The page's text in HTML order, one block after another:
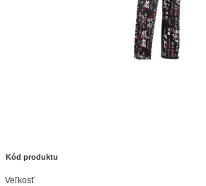
Kód produktu
Veľkosť